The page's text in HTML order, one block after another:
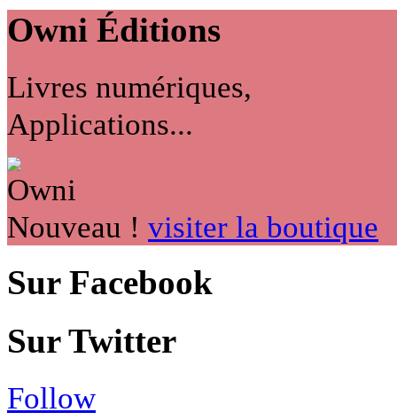
Owni Éditions
Livres numériques,
Applications...
Nouveau ! visiter la boutique
Sur Facebook
Sur Twitter
Follow